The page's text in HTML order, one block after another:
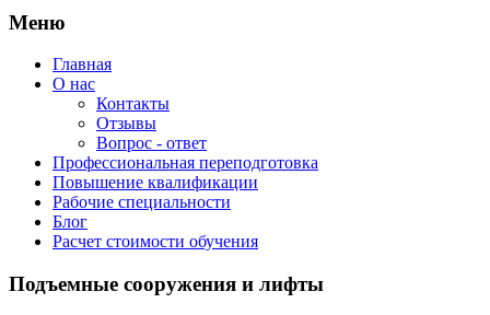
Меню
Главная
О нас
Контакты
Отзывы
Вопрос - ответ
Профессиональная переподготовка
Повышение квалификации
Рабочие специальности
Блог
Расчет стоимости обучения
Подъемные сооружения и лифты